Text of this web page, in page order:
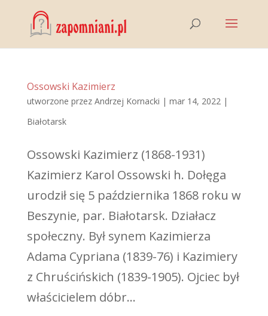
Ossowski Kazimierz
utworzone przez Andrzej Kornacki | mar 14, 2022|
Białotarsk
Ossowski Kazimierz (1868-1931)
Kazimierz Karol Ossowski h. Dołęga
urodził się 5 października 1868 roku w
Beszynie, par. Białotarsk. Działacz
społeczny. Był synem Kazimierza
Adama Cypriana (1839-76) i Kazimiery
z Chruścińskich (1839-1905). Ojciec był
właścicielem dóbr...